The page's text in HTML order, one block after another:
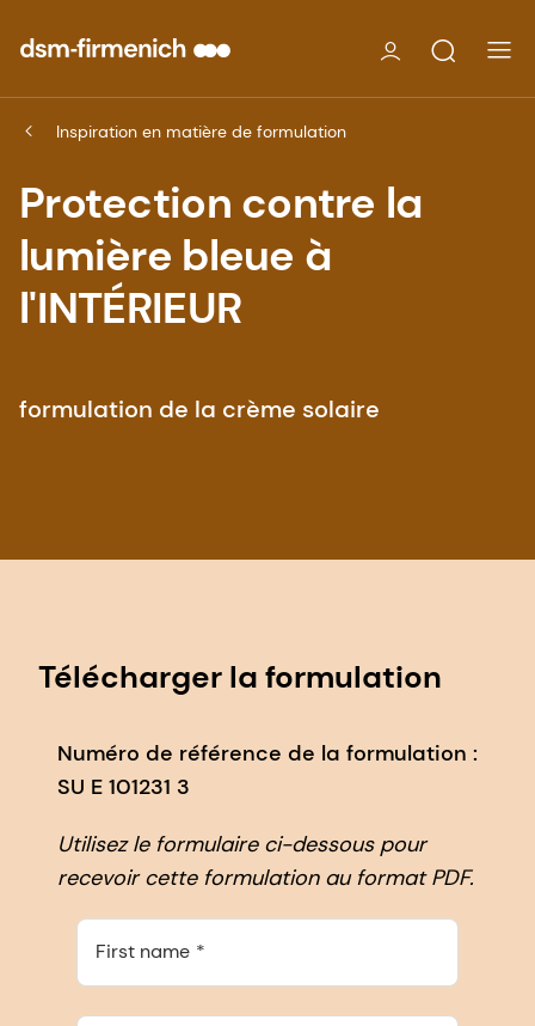
Inspiration en matière de formulation
Protection contre la
lumière bleue à
l'INTÉRIEUR
formulation de la crème solaire
Télécharger la formulation
Numéro de référence de la formulation :
SU E 101231 3
Utilisez le formulaire ci-dessous pour
recevoir cette formulation au format PDF.
First name